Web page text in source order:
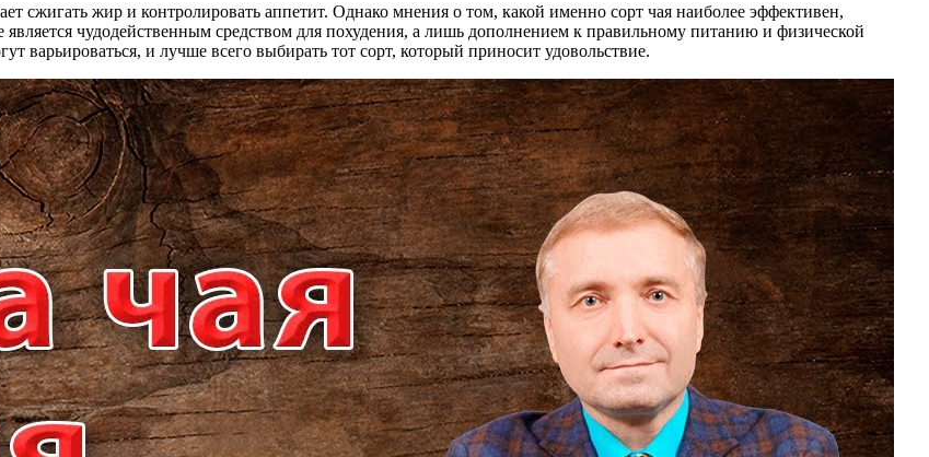
сжигать жир и контролировать аппетит. Однако мнения о том, какой именно сорт чая наиболее эффективен,
чудодейственным средством для похудения, а лишь дополнением к правильному питанию и физической
варьироваться, и лучше всего выбирать тот сорт, который приносит удовольствие.